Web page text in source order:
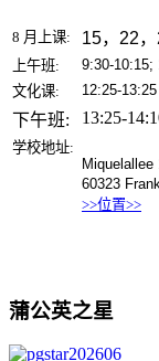
8 月上课: 15，22，
上午班:
9:30-10:15;
文化课:
12:25-13:25
下午班: 13:25-
学校地址:
Miquelallee
60323
>>位置>>
蒲公英之星